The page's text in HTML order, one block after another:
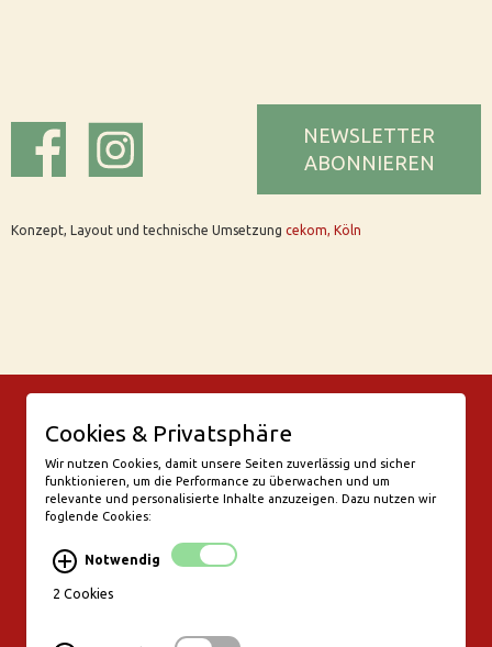
Konzept, Layout und technische Umsetzung cekom, Köln
NEWSLETTER
ABONNIEREN
Friesenwall 58
50672 Köln
valentine@bar-rix.de
Di + Mi Weinproben
Do 17:00-23:00
Fr - Sa 17:00 - 01:00
Cookies & Privatsphäre
Wir nutzen Cookies, damit unsere Seiten zuverlässig und sicher
funktionieren, um die Performance zu überwachen und um
relevante und personalisierte Inhalte anzuzeigen. Dazu nutzen wir
foglende Cookies:
Notwendig
2 Cookies